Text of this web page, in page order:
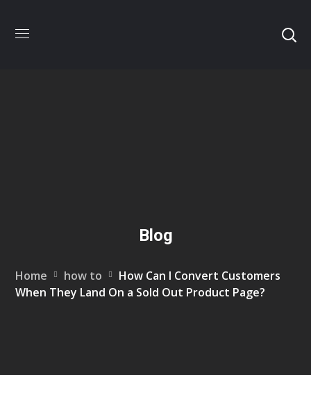
Blog
Home how to
How Can I Convert Customers
When They Land On a Sold Out Product Page?